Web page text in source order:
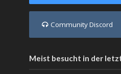
Community Discord
Meist besucht in der